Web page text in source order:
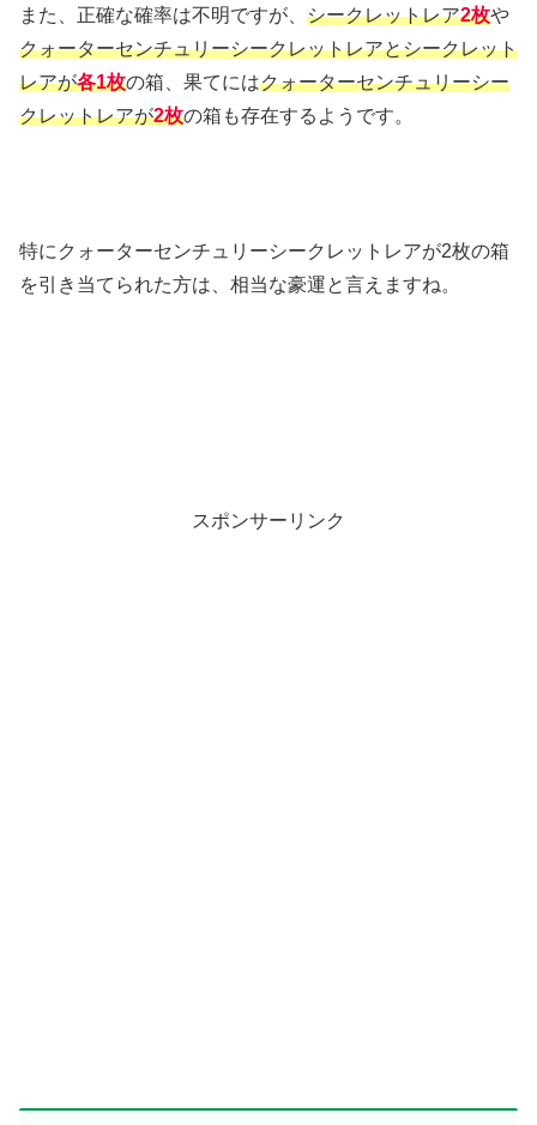
また、正確な確率は不明ですが、 シークレットレア2枚や
クォーターセンチュリーシークレットレアとシークレット
レアが各1枚の箱、果てにはクォーターセンチュリーシー
クレットレアが2枚の箱も存在するようです。
特にクォーターセンチュリーシークレットレアが2枚の箱
を引き当てられた方は、相当な豪運と言えますね。
スポンサーリンク